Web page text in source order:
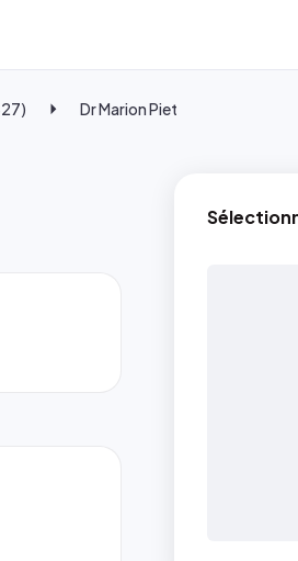
Dr Marion Piet